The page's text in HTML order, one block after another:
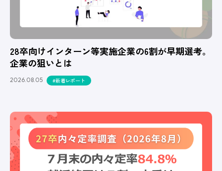
28卒向けインターン等実施企業の6割が早期選考。
企業の狙いとは
2026.08.05 #新着レポート